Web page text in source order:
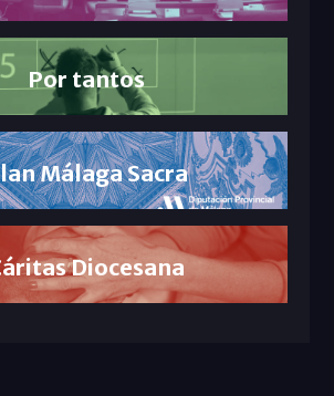
Por tantos
Málaga Sacra
Diocesana